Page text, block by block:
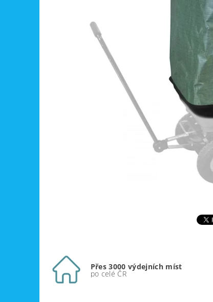
Přes 3000 výdejních míst
po celé ČR